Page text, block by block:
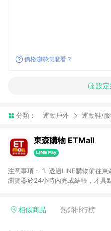
價格趨勢怎麼看？
設
分類： 運動戶外 運動鞋/
東森購物 ETMall
注意事項： 1. 透過LINE購物前往
瀏覽器於24小時內完成結帳，才具
單，皆不在點數回饋範圍內。 3. 如
相似商品 熱銷排行榜